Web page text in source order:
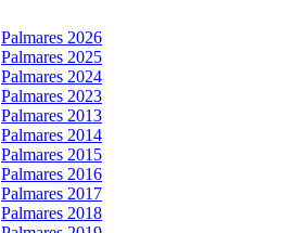
Palmares 2026
Palmares 2025
Palmares 2024
Palmares 2023
Palmares 2013
Palmares 2014
Palmares 2015
Palmares 2016
Palmares 2017
Palmares 2018